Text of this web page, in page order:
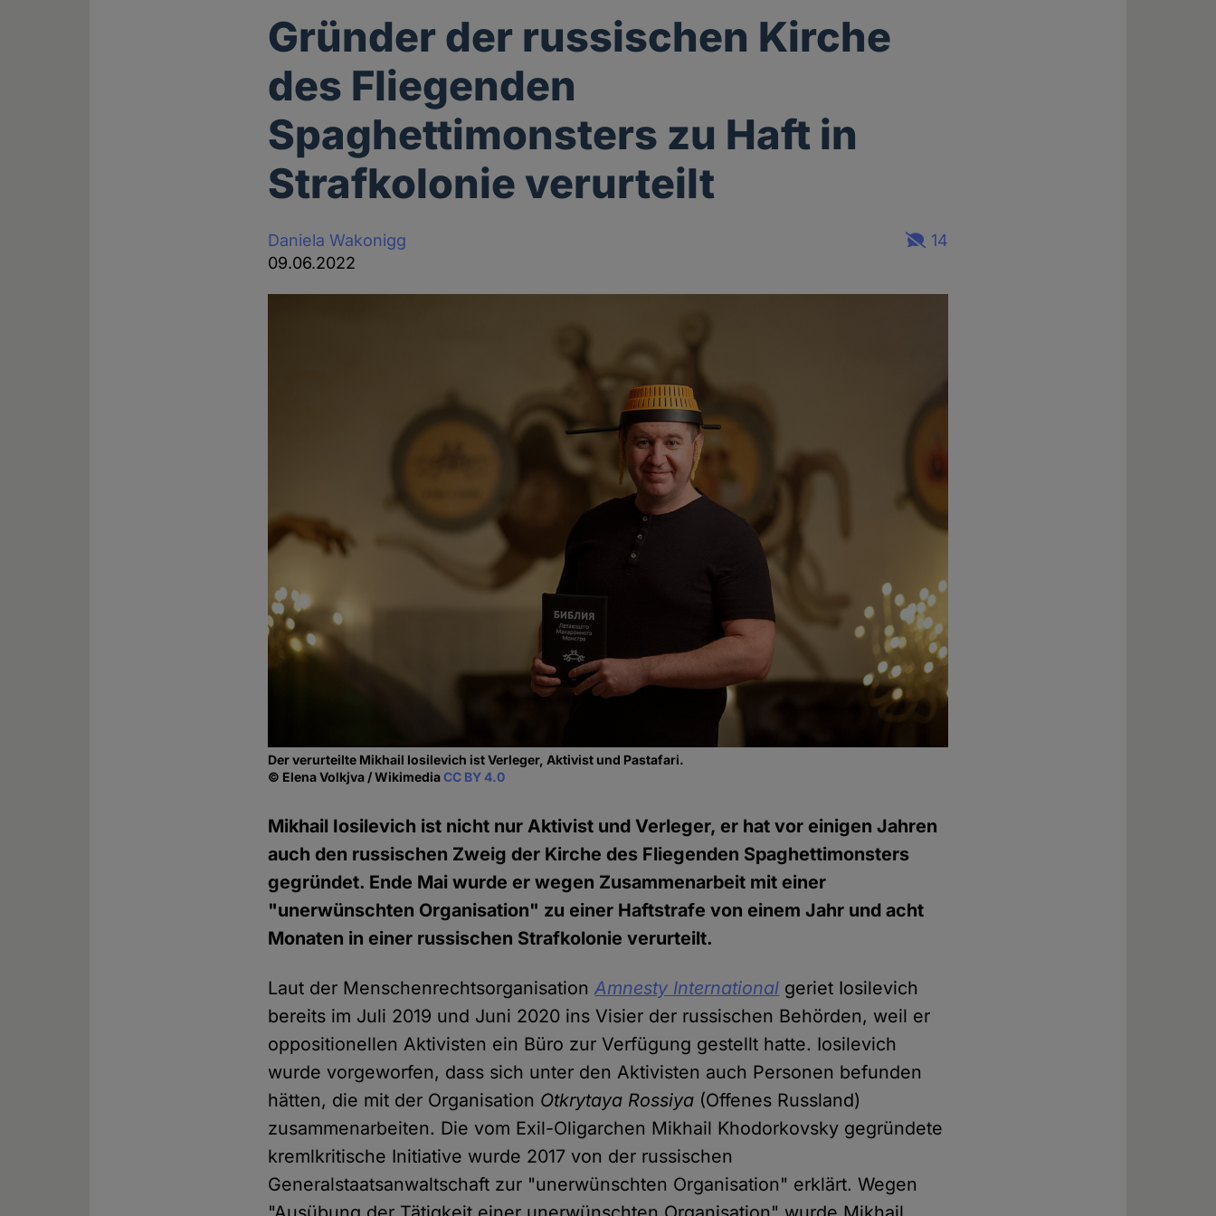
Gründer der russischen Kirche
des Fliegenden
Spaghettimonsters zu Haft in
Strafkolonie verurteilt
Daniela Wakonigg
09.06.2022
14
Der verurteilte Mikhail Iosilevich ist Verleger, Aktivist und Pastafari.
© Elena Volkjva / WikimediaCC BY 4.0
Mikhail Iosilevich ist nicht nur Aktivist und Verleger, er hat vor einigen Jahren
auch den russischen Zweig der Kirche des Fliegenden Spaghettimonsters
gegründet. Ende Mai wurde er wegen Zusammenarbeit mit einer
"unerwünschten Organisation" zu einer Haftstrafe von einem Jahr und acht
Monaten in einer russischen Strafkolonie verurteilt.
Laut der MenschenrechtsorganisationAmnesty International geriet Iosilevich
bereits im Juli 2019 und Juni 2020 ins Visier der russischen Behörden, weil er
oppositionellen Aktivisten ein Büro zur Verfügung gestellt hatte. Iosilevich
wurde vorgeworfen, dass sich unter den Aktivisten auch Personen befunden
hätten, die mit der Organisation Otkrytaya Rossiya (Offenes Russland)
zusammenarbeiten. Die vom Exil-Oligarchen Mikhail Khodorkovsky gegründete
kremlkritische Initiative wurde 2017 von der russischen
Generalstaatsanwaltschaft zur "unerwünschten Organisation" erklärt. Wegen